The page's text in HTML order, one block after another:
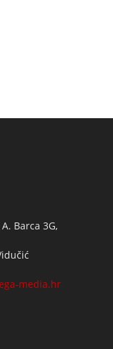
Barca 3G,
media.hr